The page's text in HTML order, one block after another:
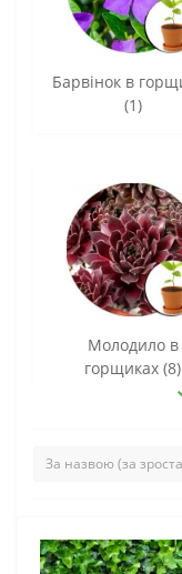
Барвінок в
(1)
Молодило в
горщиках (8)